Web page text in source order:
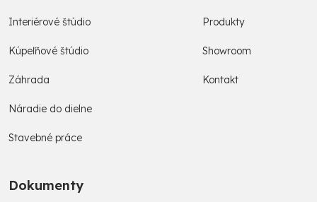
Interiérové štúdio
Kúpeľňové štúdio
Záhrada
Náradie do dielne
Stavebné práce
Produkty
Showroom
Kontakt
Dokumenty